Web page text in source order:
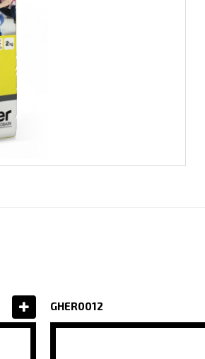
GHER0012